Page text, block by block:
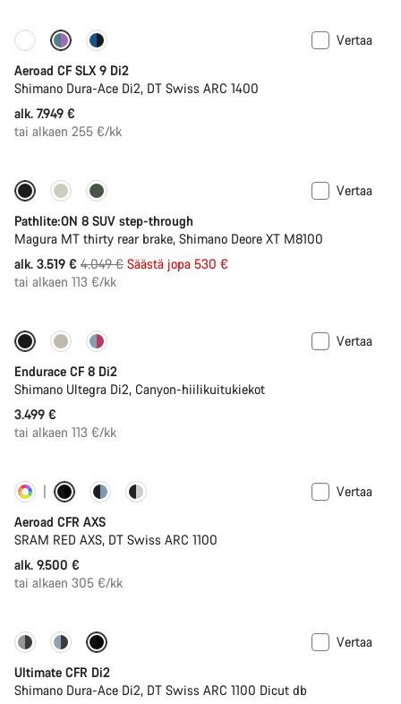
Konfiguroi
Vertaa
Aeroad CF SLX 9 Di2
Shimano Dura-Ace Di2, DT Swiss ARC 1400
alk. 7.949 €
tai alkaen 255 €/kk
-13% Jälleen varastossa
Vertaa
Pathlite:ON 8 SUV step-through
Magura MT thirty rear brake, Shimano Deore XT M8100
alk. 3.519 € Alkuperäinen
hinta
4.049 € Säästä jopa 530 €
tai alkaen 113 €/kk
Vertaa
Endurace CF 8 Di2
Shimano Ultegra Di2, Canyon-hiilikuitukiekot
3.499 €
tai alkaen 113 €/kk
Yksilöi Tehomittari
Vertaa
Aeroad CFR AXS
SRAM RED AXS, DT Swiss ARC 1100
alk. 9.500 €
tai alkaen 305 €/kk
PACE Bar Uusi väri saatavilla
Vertaa
Ultimate CFR Di2
Shimano Dura-Ace Di2, DT Swiss ARC 1100 Dicut db